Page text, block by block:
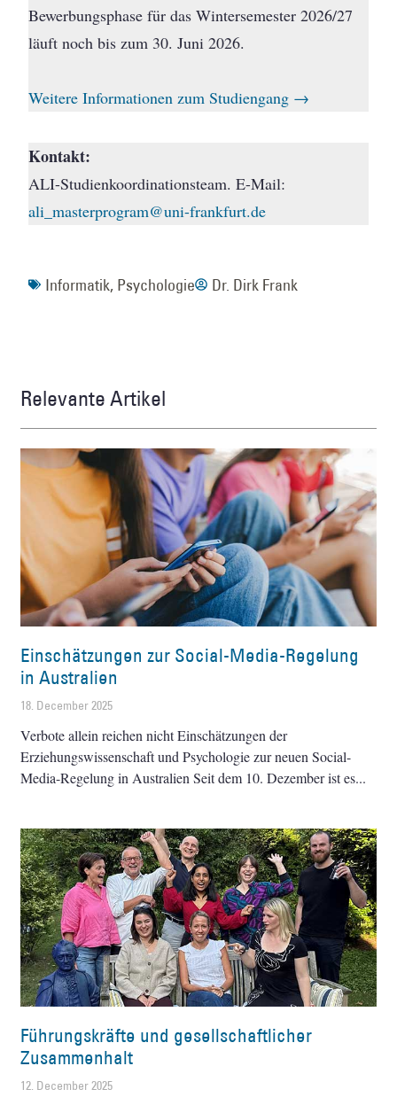
Bewerbungsphase für das Wintersemester 2026/27
läuft noch bis zum 30. Juni 2026.
Weitere Informationen zum Studiengang →
Kontakt:
ALI-Studienkoordinationsteam. E-Mail:
ali_masterprogram@uni-frankfurt.de
Informatik, Psychologie Dr. Dirk Frank
Relevante Artikel
Einschätzungen zur Social-Media-Regelung
in Australien
18. December 2025
Verbote allein reichen nicht Einschätzungen der
Erziehungswissenschaft und Psychologie zur neuen Social-
Media-Regelung in Australien Seit dem 10. Dezember ist es
Führungskräfte und gesellschaftlicher
Zusammenhalt
12. December 2025